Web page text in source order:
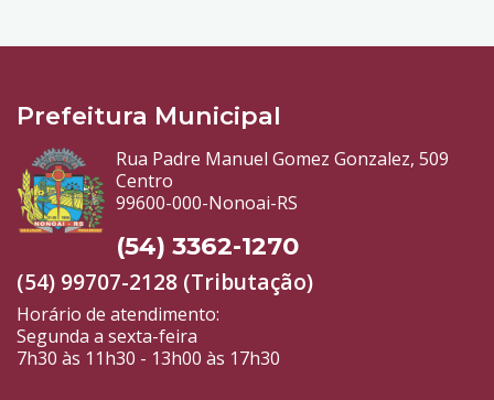
Prefeitura Municipal
Rua Padre Manuel Gomez Gonzalez, 509
Centro
99600-000-Nonoai-RS
(54) 3362-1270
(54) 99707-2128 (Tributação)
Horário de atendimento:
Segunda a sexta-feira
7h30 às 11h30 - 13h00 às 17h30